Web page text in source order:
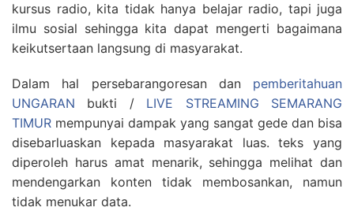
kursus radio, kita tidak hanya belajar radio, tapi juga
ilmu sosial sehingga kita dapat mengerti bagaimana
keikutsertaan langsung di masyarakat.
Dalam hal persebarangoresan dan pemberitahuan
UNGARAN bukti / LIVE STREAMING SEMARANG
TIMUR mempunyai dampak yang sangat gede dan bisa
disebarluaskan kepada masyarakat luas. teks yang
diperoleh harus amat menarik, sehingga melihat dan
mendengarkan konten tidak membosankan, namun
tidak menukar data.